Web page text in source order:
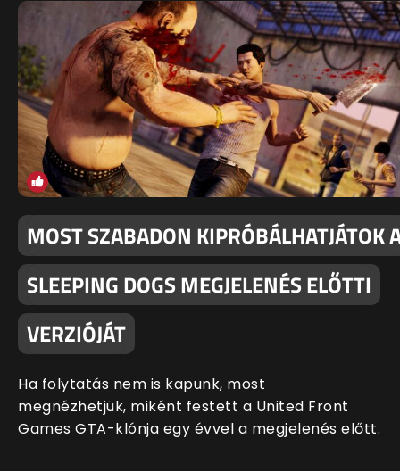
MOST SZABADON KIPRÓBÁLHATJÁTOK
SLEEPING DOGS MEGJELENÉS ELŐTTI
VERZIÓJÁT
Ha folytatás nem is kapunk, most
megnézhetjük, miként festett a United Front
Games GTA-klónja egy évvel a megjelenés előtt.